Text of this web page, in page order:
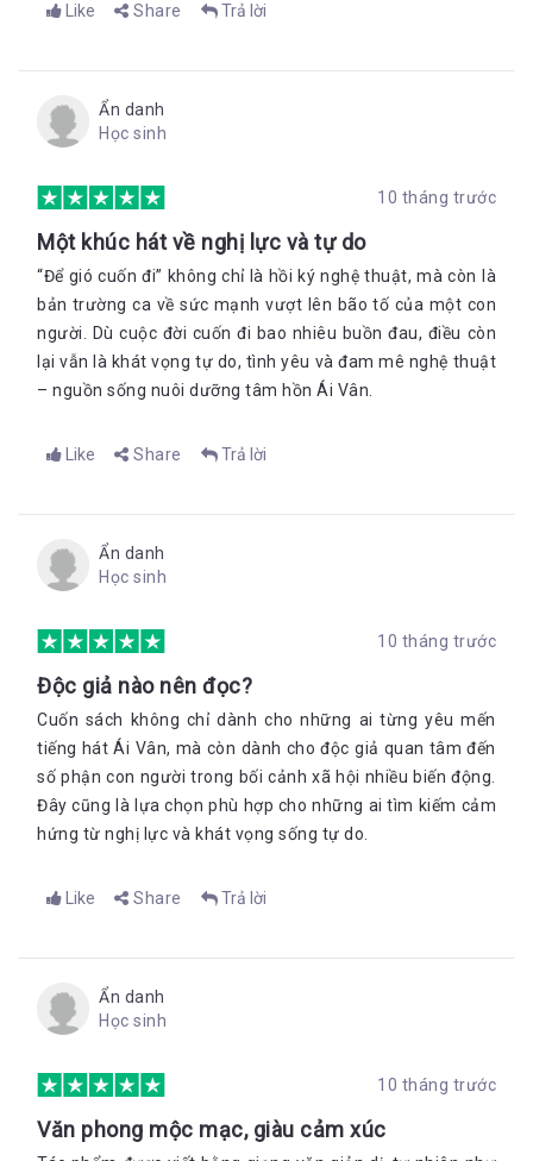
Like Share Trả lời
Ẩn danh
Học sinh
10 tháng trước
Một khúc hát về nghị lực và tự do
“Để gió cuốn đi” không chỉ là hồi ký nghệ thuật, mà còn là
bản trường ca về sức mạnh vượt lên bão tố của một con
người. Dù cuộc đời cuốn đi bao nhiêu buồn đau, điều còn
lại vẫn là khát vọng tự do, tình yêu và đam mê nghệ thuật
– nguồn sống nuôi dưỡng tâm hồn Ái Vân.
Like Share Trả lời
Ẩn danh
Học sinh
10 tháng trước
Độc giả nào nên đọc?
Cuốn sách không chỉ dành cho những ai từng yêu mến
tiếng hát Ái Vân, mà còn dành cho độc giả quan tâm đến
số phận con người trong bối cảnh xã hội nhiều biến động.
Đây cũng là lựa chọn phù hợp cho những ai tìm kiếm cảm
hứng từ nghị lực và khát vọng sống tự do.
Like Share Trả lời
Ẩn danh
Học sinh
10 tháng trước
Văn phong mộc mạc, giàu cảm xúc